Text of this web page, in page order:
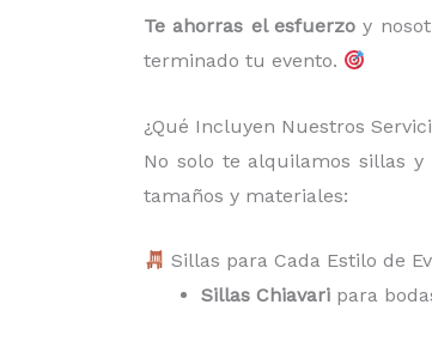
Te ahorras el esfuerzo y
terminado tu evento.
¿Qué Incluyen Nuestros
No solo te alquilamos sillas y
tamaños y materiales:
Sillas para Cada Estilo de
Sillas Chiavari para